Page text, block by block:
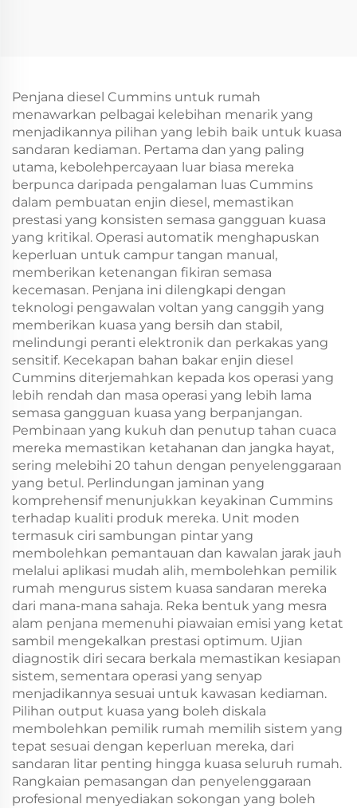
Penjana diesel Cummins untuk rumah
menawarkan pelbagai kelebihan menarik yang
menjadikannya pilihan yang lebih baik untuk kuasa
sandaran kediaman. Pertama dan yang paling
utama, kebolehpercayaan luar biasa mereka
berpunca daripada pengalaman luas Cummins
dalam pembuatan enjin diesel, memastikan
prestasi yang konsisten semasa gangguan kuasa
yang kritikal. Operasi automatik menghapuskan
keperluan untuk campur tangan manual,
memberikan ketenangan fikiran semasa
kecemasan. Penjana ini dilengkapi dengan
teknologi pengawalan voltan yang canggih yang
memberikan kuasa yang bersih dan stabil,
melindungi peranti elektronik dan perkakas yang
sensitif. Kecekapan bahan bakar enjin diesel
Cummins diterjemahkan kepada kos operasi yang
lebih rendah dan masa operasi yang lebih lama
semasa gangguan kuasa yang berpanjangan.
Pembinaan yang kukuh dan penutup tahan cuaca
mereka memastikan ketahanan dan jangka hayat,
sering melebihi 20 tahun dengan penyelenggaraan
yang betul. Perlindungan jaminan yang
komprehensif menunjukkan keyakinan Cummins
terhadap kualiti produk mereka. Unit moden
termasuk ciri sambungan pintar yang
membolehkan pemantauan dan kawalan jarak jauh
melalui aplikasi mudah alih, membolehkan pemilik
rumah mengurus sistem kuasa sandaran mereka
dari mana-mana sahaja. Reka bentuk yang mesra
alam penjana memenuhi piawaian emisi yang ketat
sambil mengekalkan prestasi optimum. Ujian
diagnostik diri secara berkala memastikan kesiapan
sistem, sementara operasi yang senyap
menjadikannya sesuai untuk kawasan kediaman.
Pilihan output kuasa yang boleh diskala
membolehkan pemilik rumah memilih sistem yang
tepat sesuai dengan keperluan mereka, dari
sandaran litar penting hingga kuasa seluruh rumah.
Rangkaian pemasangan dan penyelenggaraan
profesional menyediakan sokongan yang boleh